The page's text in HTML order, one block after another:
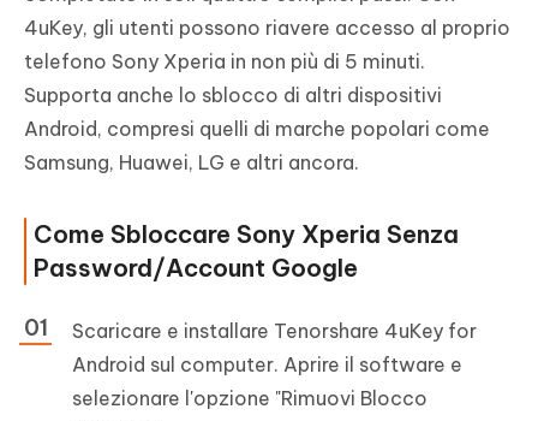
4uKey, gli utenti possono riavere accesso al proprio
telefono Sony Xperia in non più di 5 minuti.
Supporta anche lo sblocco di altri dispositivi
Android, compresi quelli di marche popolari come
Samsung, Huawei, LG e altri ancora.
Come Sbloccare Sony Xperia Senza
Password/Account Google
Scaricare e installare Tenorshare 4uKey for
Android sul computer. Aprire il software e
selezionare l'opzione "Rimuovi Blocco